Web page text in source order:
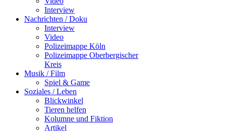
Interview
Nachrichten / Doku
Interview
Video
Polizeimappe Köln
Polizeimappe Oberbergischer
Kreis
Musik / Film
Spiel & Game
Soziales / Leben
Blickwinkel
Tieren helfen
Kolumne und Fiktion
Artikel